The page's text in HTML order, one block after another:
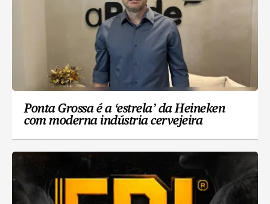
Ponta Grossa é a ‘estrela’ da Heineken
com moderna indústria cervejeira